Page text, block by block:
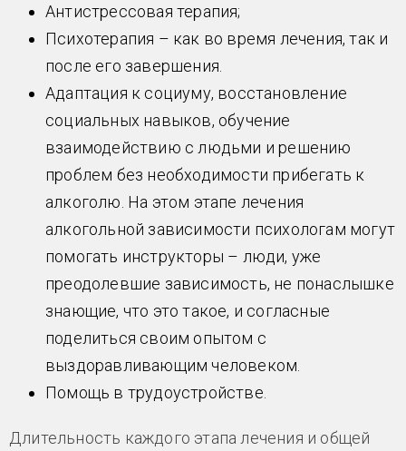
Антистрессовая терапия;
Психотерапия – как во время лечения, так и
после его завершения.
Адаптация к социуму, восстановление
социальных навыков, обучение
взаимодействию с людьми и решению
проблем без необходимости прибегать к
алкоголю. На этом этапе лечения
алкогольной зависимости психологам могут
помогать инструкторы – люди, уже
преодолевшие зависимость, не понаслышке
знающие, что это такое, и согласные
поделиться своим опытом с
выздоравливающим человеком.
Помощь в трудоустройстве.
Длительность каждого этапа лечения и общей